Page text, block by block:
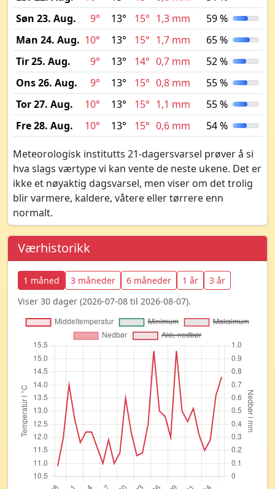
Søn 23. Aug.
9° 13° 15° 1,3 mm
59 %
Man 24. Aug. 10° 13° 15° 1,7 mm
65 %
Tir 25. Aug.
9° 13° 14° 0,7 mm
52 %
Ons 26. Aug.
9° 13° 15° 0,8 mm
55 %
Tor 27. Aug.
10° 13° 15° 1,1 mm
55 %
Fre 28. Aug.
10° 13° 15° 0,6 mm 54 %
Meteorologisk institutts 21-dagersvarsel prøver å si
hva slags værtype vi kan vente de neste ukene. Det er
ikke et nøyaktig dagsvarsel, men viser om det trolig
blir varmere, kaldere, våtere eller tørrere enn
normalt.
Værhistorikk
1 måned 3 måneder 6 måneder 1 år
3 år
Viser 30 dager (2026-07-08 til 2026-08-07).